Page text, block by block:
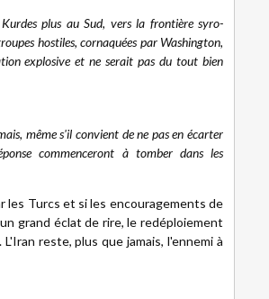
plus au Sud, vers la frontière syro-
hostiles, cornaquées par Washington,
explosive et ne serait pas du tout bien
même s'il convient de ne pas en écarter
commenceront à tomber dans les
les Turcs et si les encouragements de
grand éclat de rire, le redéploiement
reste, plus que jamais, l'ennemi à